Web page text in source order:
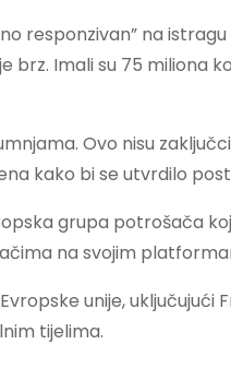
responzivan” na
brz. Imali su 75 miliona
Ovo nisu
kako bi se utvrdilo
grupa potrošača
na svojim
unije, uključujući
tijelima.